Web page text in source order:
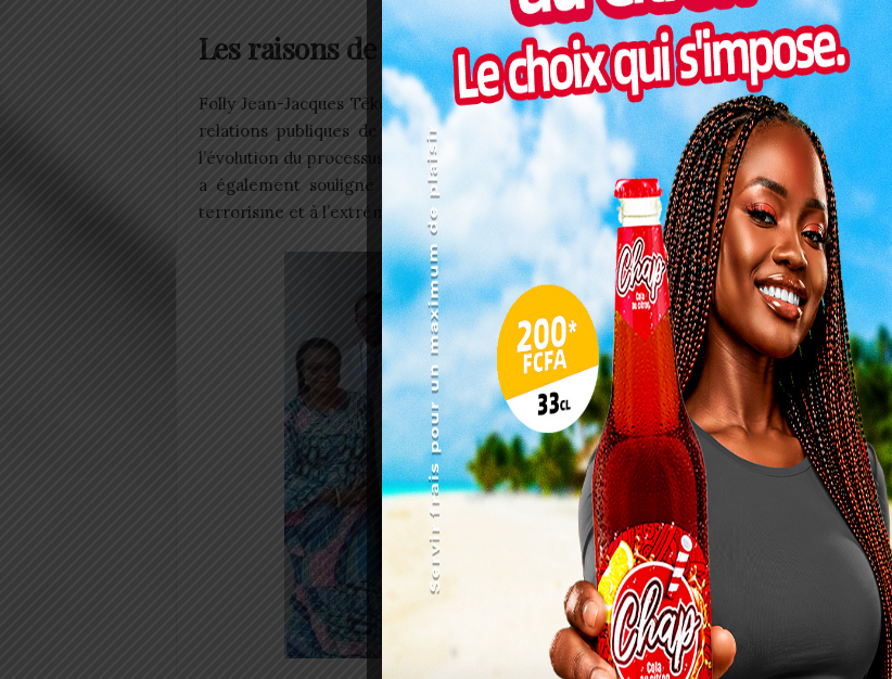
Les raisons de la visite de la CENI à la HAAC
Folly Jean-Jacques Têko, président de la sous-Commission de la communication et des
relations publiques de la CENI, a informé que cette réunion a offert un aperçu de
l’évolution du processus, en mettant l’accent sur la
couverturemédiatique de la HAAC. Il
a également souligné l’importance des médias dans un contexte d’insécurité lié au
terrorisme et à l’extrémisme violent dans le nord du Togo.